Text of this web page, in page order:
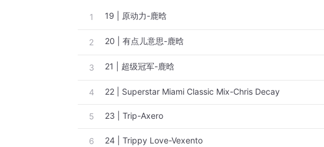
1 19 | 原动力-鹿晗
2 20 | 有点儿意思-鹿晗
3 21 | 超级冠军-鹿晗
4 22 | Superstar Miami Classic Mix-Chris Decay
5 23 | Trip-Axero
6 24 | Trippy Love-Vexento